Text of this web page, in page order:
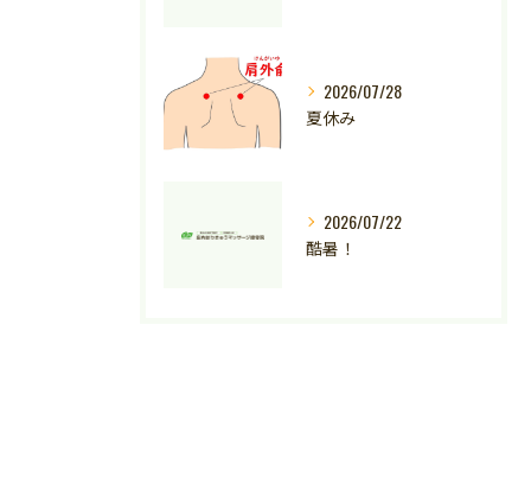
2026/07/28
夏休み
2026/07/22
酷暑！